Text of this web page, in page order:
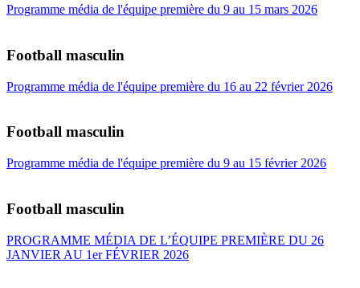
Programme média de l'équipe première du 9 au 15 mars 2026
Football masculin
Programme média de l'équipe première du 16 au 22 février 2026
Football masculin
Programme média de l'équipe première du 9 au 15 février 2026
Football masculin
PROGRAMME MÉDIA DE L’ÉQUIPE PREMIÈRE DU 26
JANVIER AU 1er FÉVRIER 2026